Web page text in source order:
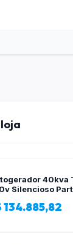
40kva
Silencioso
134.885,82